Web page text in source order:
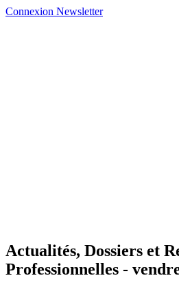
Connexion Newsletter
Actualités, Dossiers et
Professionnelles -